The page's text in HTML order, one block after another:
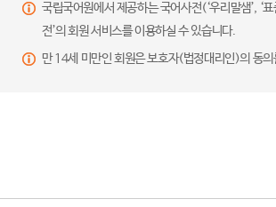
국립국어원에서 제공하는 국어사전(‘우리말샘’, ‘
전’의 회원 서비스를 이용하실 수 있습니다.
만 14세 미만인 회원은 보호자(법정대리인)의 동